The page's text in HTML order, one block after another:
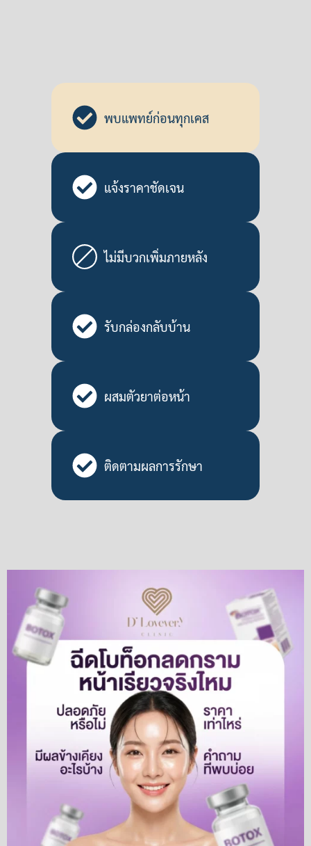
พบแพทย์ก่อนทุกเคส
แจ้งราคาชัดเจน
ไม่มีบวกเพิ่มภายหลัง
รับกล่องกลับบ้าน
ผสมตัวยาต่อหน้า
ติดตามผลการรักษา